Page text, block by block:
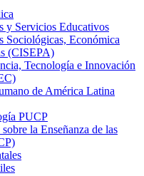
y Servicios Educativos
Sociológicas, Económica
(CISEPA)
Tecnología e Innovación
de América Latina
PUCP
la Enseñanza de las